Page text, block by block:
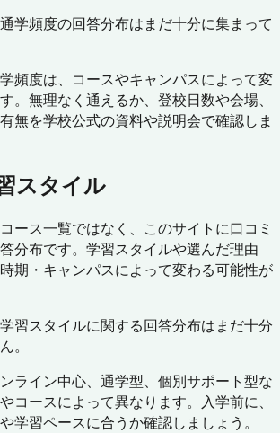
学頻度の回答分布はまだ十分に集まって
頻度は、コースやキャンパスによって変
。無理なく通えるか、登校日数や会場、
無を学校公式の資料や説明会で確認しま
スタイル
ース一覧ではなく、このサイトに口コミ
分布です。学習スタイルや選んだ理由
期・キャンパスによって変わる可能性が
習スタイルに関する回答分布はまだ十分
。
ライン中心、通学型、個別サポート型な
コースによって異なります。入学前に、
学習ペースに合うか確認しましょう。